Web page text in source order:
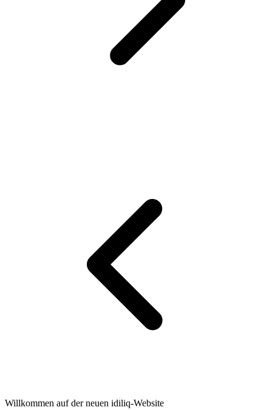
Willkommen auf der neuen idiliq-Website